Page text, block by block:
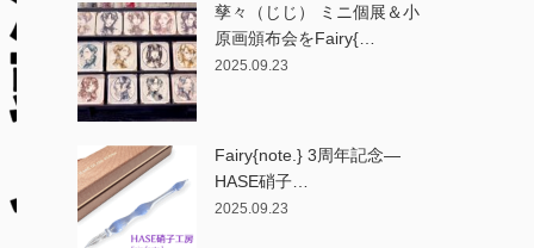
孳々（じじ） ミニ個展＆小
原画頒布会をFairy{…
2025.09.23
Fairy{note.} 3周年記念—
HASE硝子…
2025.09.23